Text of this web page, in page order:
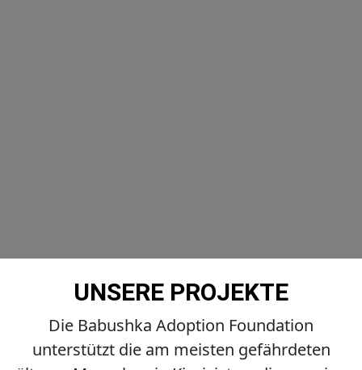
UNSERE PROJEKTE
Die Babushka Adoption Foundation
unterstützt die am meisten gefährdeten